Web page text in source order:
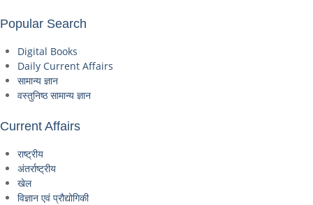
Popular Search
Digital Books
Daily Current Affairs
सामान्य ज्ञान
वस्तुनिष्ठ सामान्य ज्ञान
Current Affairs
राष्ट्रीय
अंतर्राष्ट्रीय
खेल
विज्ञान एवं प्रौद्योगिकी